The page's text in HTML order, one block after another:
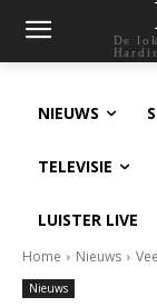
De
NIEUWS
TELEVISIE
LUISTER LIVE
Home Nieuws
Nieuws